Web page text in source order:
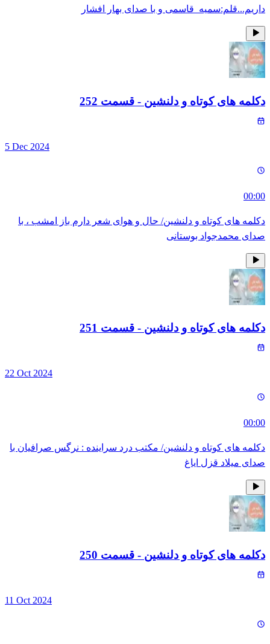
داریم...قلم:سمیه_قاسمی و با صدای بهار افشار
دکلمه های کوتاه و دلنشین - قسمت 252
5 Dec 2024
00:00
دکلمه های کوتاه و دلنشین/ حال و هوای شعر دارم باز امشب ، با
صدای محمدجواد بوستانی
دکلمه های کوتاه و دلنشین - قسمت 251
22 Oct 2024
00:00
دکلمه های کوتاه و دلنشین/ مکتب درد سراینده : نرگس صرافیان با
صدای میلاد قزل ایاغ
دکلمه های کوتاه و دلنشین - قسمت 250
11 Oct 2024